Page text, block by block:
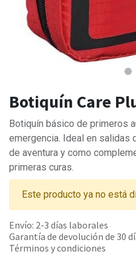
Botiquín Care
Botiquín básico de primeros
emergencia. Ideal en salidas
de aventura y como
primeras curas.
Este producto ya no está
Envío: 2-3 días laborales
Garantía de devolución de 30
Términos y condiciones